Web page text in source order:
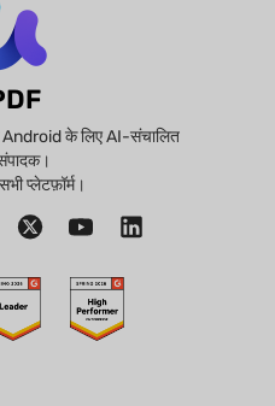
के लिए AI-संचालित
प्लेटफ़ॉर्म।